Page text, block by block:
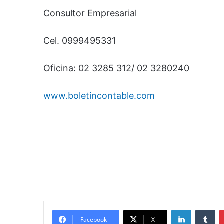
Consultor Empresarial
Cel. 0999495331
Oficina: 02 3285 312/ 02 3280240
www.boletincontable.com
Facebook X